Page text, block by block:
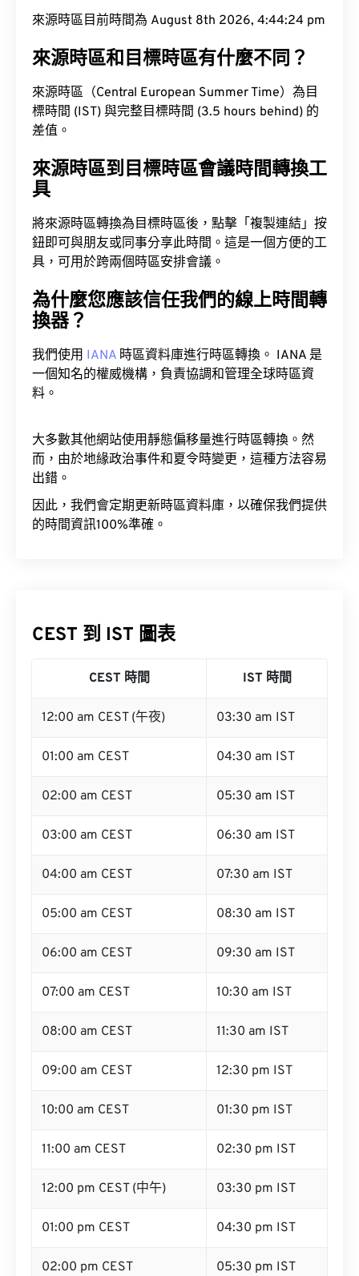
來源時區目前時間為 August 8th 2026, 4:44:25 pm
來源時區和目標時區有什麼不同？
來源時區（Central European Summer Time）為目
標時間 (IST) 與完整目標時間 (3.5 hours behind) 的
差值。
來源時區到目標時區會議時間轉換工
具
將來源時區轉換為目標時區後，點擊「複製連結」按
鈕即可與朋友或同事分享此時間。這是一個方便的工
具，可用於跨兩個時區安排會議。
為什麼您應該信任我們的線上時間轉
換器？
我們使用 IANA 時區資料庫進行時區轉換。 IANA 是
一個知名的權威機構，負責協調和管理全球時區資
料。
大多數其他網站使用靜態偏移量進行時區轉換。然
而，由於地緣政治事件和夏令時變更，這種方法容易
出錯。
因此，我們會定期更新時區資料庫，以確保我們提供
的時間資訊100%準確。
CEST 到 IST 圖表
CEST 時間 IST 時間
12:00 am CEST (午夜) 03:30 am IST
01:00 am CEST 04:30 am IST
02:00 am CEST 05:30 am IST
03:00 am CEST 06:30 am IST
04:00 am CEST 07:30 am IST
05:00 am CEST 08:30 am IST
06:00 am CEST 09:30 am IST
07:00 am CEST 10:30 am IST
08:00 am CEST 11:30 am IST
09:00 am CEST 12:30 pm IST
10:00 am CEST 01:30 pm IST
11:00 am CEST 02:30 pm IST
12:00 pm CEST (中午) 03:30 pm IST
01:00 pm CEST 04:30 pm IST
02:00 pm CEST 05:30 pm IST